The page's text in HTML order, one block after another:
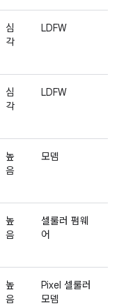
심
각
LDFW
심
각
LDFW
높
음
모뎀
높
음
셀룰러 펌웨
어
높
음
Pixel 셀룰러
모뎀